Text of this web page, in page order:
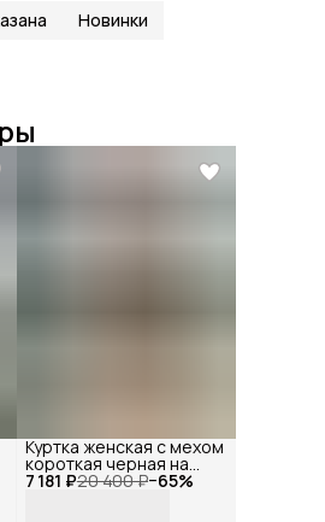
Новинки
7 181 ₽20 400 ₽−65%
Куртка женская с мехом
короткая черная на
молнии, Reversal, YDP-